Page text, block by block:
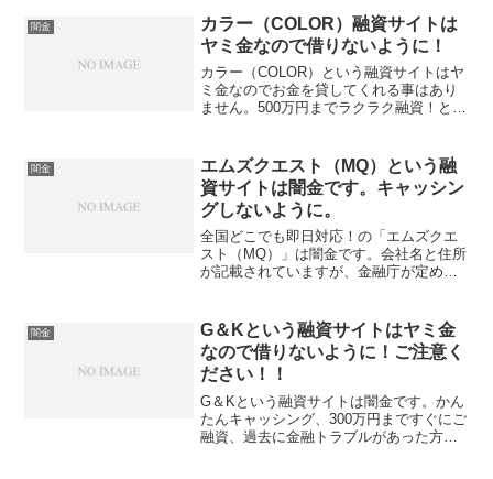
簡単申込み、などと書いていますが、信
じてはいけません！騙す...
闇金
カラー（COLOR）融資サイトは
ヤミ金なので借りないように！
カラー（COLOR）という融資サイトはヤ
ミ金なのでお金を貸してくれる事はあり
ません。500万円までラクラク融資！と書
東京都千代田区神田岩本町1-2登録番号：
東京都知事（...
闇金
エムズクエスト（MQ）という融
資サイトは闇金です。キャッシン
グしないように。
全国どこでも即日対応！の「エムズクエ
スト（MQ）」は闇金です。会社名と住所
が記載されていますが、金融庁が定める
す。綺麗なスマホサイトを用意していま
すが、ただの闇金です。...
闇金
G＆Kという融資サイトはヤミ金
なので借りないように！ご注意く
ださい！！
G＆Kという融資サイトは闇金です。かん
たんキャッシング、300万円まですぐにご
融資、過去に金融トラブルがあった方ご